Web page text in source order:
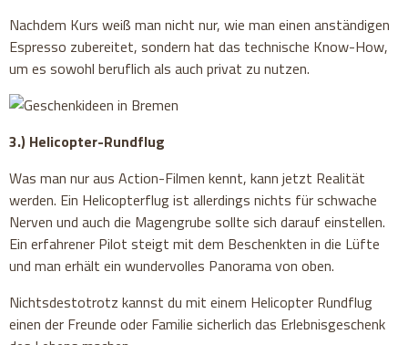
Nachdem Kurs weiß man nicht nur, wie man einen anständigen
Espresso zubereitet, sondern hat das technische Know-How,
um es sowohl beruflich als auch privat zu nutzen.
3.) Helicopter-Rundflug
Was man nur aus Action-Filmen kennt, kann jetzt Realität
werden. Ein Helicopterflug ist allerdings nichts für schwache
Nerven und auch die Magengrube sollte sich darauf einstellen.
Ein erfahrener Pilot steigt mit dem Beschenkten in die Lüfte
und man erhält ein wundervolles Panorama von oben.
Nichtsdestotrotz kannst du mit einem Helicopter Rundflug
einen der Freunde oder Familie sicherlich das Erlebnisgeschenk